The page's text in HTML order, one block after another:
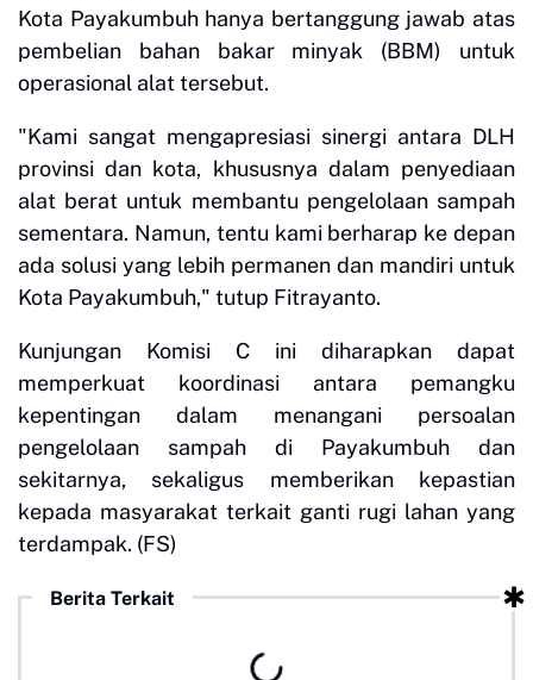
Kota Payakumbuh hanya bertanggung jawab atas
pembelian bahan bakar minyak (BBM) untuk
operasional alat tersebut.
"Kami sangat mengapresiasi sinergi antara DLH
provinsi dan kota, khususnya dalam penyediaan
alat berat untuk membantu pengelolaan sampah
sementara. Namun, tentu kami berharap ke depan
ada solusi yang lebih permanen dan mandiri untuk
Kota Payakumbuh," tutup Fitrayanto.
Kunjungan Komisi C ini diharapkan dapat
memperkuat koordinasi antara pemangku
kepentingan dalam menangani persoalan
pengelolaan sampah di Payakumbuh dan
sekitarnya, sekaligus memberikan kepastian
kepada masyarakat terkait ganti rugi lahan yang
terdampak. (FS)
Berita Terkait